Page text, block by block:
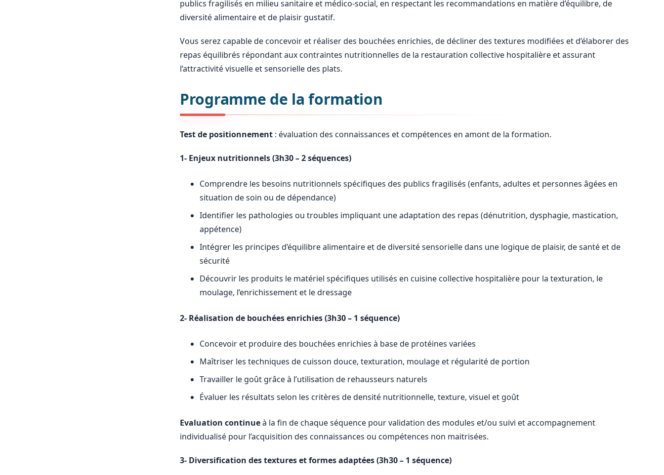
publics fragilisés en milieu sanitaire et médico-social, en respectant les recommandations en matière d’équilibre, de
diversité alimentaire et de plaisir gustatif.
Vous serez capable de concevoir et réaliser des bouchées enrichies, de décliner des textures modifiées et d’élaborer des
repas équilibrés répondant aux contraintes nutritionnelles de la restauration collective hospitalière et assurant
l’attractivité visuelle et sensorielle des plats.
Programme de la formation
Test de positionnement : évaluation des connaissances et compétences en amont de la formation.
1- Enjeux nutritionnels (3h30 – 2 séquences)
Comprendre les besoins nutritionnels spécifiques des publics fragilisés (enfants, adultes et personnes âgées en
situation de soin ou de dépendance)
Identifier les pathologies ou troubles impliquant une adaptation des repas (dénutrition, dysphagie, mastication,
appétence)
Intégrer les principes d’équilibre alimentaire et de diversité sensorielle dans une logique de plaisir, de santé et de
sécurité
Découvrir les produits le matériel spécifiques utilisés en cuisine collective hospitalière pour la texturation, le
moulage, l’enrichissement et le dressage
2- Réalisation de bouchées enrichies (3h30 – 1 séquence)
Concevoir et produire des bouchées enrichies à base de protéines variées
Maîtriser les techniques de cuisson douce, texturation, moulage et régularité de portion
Travailler le goût grâce à l’utilisation de rehausseurs naturels
Évaluer les résultats selon les critères de densité nutritionnelle, texture, visuel et goût
Evaluation continueà la fin de chaque séquence pour validation des modules et/ou suivi et accompagnement
individualisé pour l’acquisition des connaissances ou compétences non maitrisées.
3- Diversification des textures et formes adaptées (3h30 – 1 séquence)